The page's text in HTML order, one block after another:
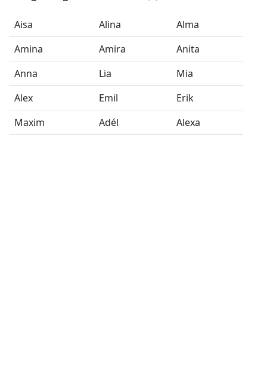
Aisa Alina
Alma
Amina
Amira
Anita
Anna
Lia
Mia
Alex
Emil
Erik
Maxim
Adél Alexa